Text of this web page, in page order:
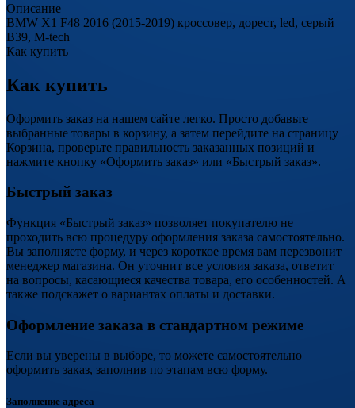
Описание
BMW X1 F48 2016 (2015-2019) кроссовер, дорест, led, серый
B39, M-tech
Как купить
Как купить
Оформить заказ на нашем сайте легко. Просто добавьте
выбранные товары в корзину, а затем перейдите на страницу
Корзина, проверьте правильность заказанных позиций и
нажмите кнопку «Оформить заказ» или «Быстрый заказ».
Быстрый заказ
Функция «Быстрый заказ» позволяет покупателю не
проходить всю процедуру оформления заказа самостоятельно.
Вы заполняете форму, и через короткое время вам перезвонит
менеджер магазина. Он уточнит все условия заказа, ответит
на вопросы, касающиеся качества товара, его особенностей. А
также подскажет о вариантах оплаты и доставки.
Оформление заказа в стандартном режиме
Если вы уверены в выборе, то можете самостоятельно
оформить заказ, заполнив по этапам всю форму.
Заполнение адреса